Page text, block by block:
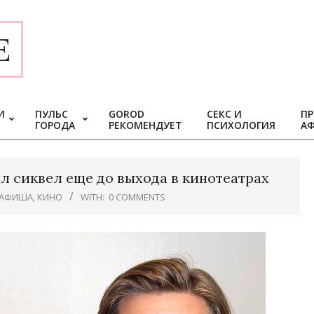
ПУЛЬС
ГОРОДА
GOROD
РЕКОМЕНДУЕТ
СЕКС И
ПСИХОЛОГИЯ
сиквел еще до выхода в кинотеатрах
, КИНО WITH: 0 COMMENTS